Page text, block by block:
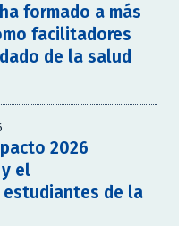
formado a más
facilitadores
de la salud
2026
el
de la